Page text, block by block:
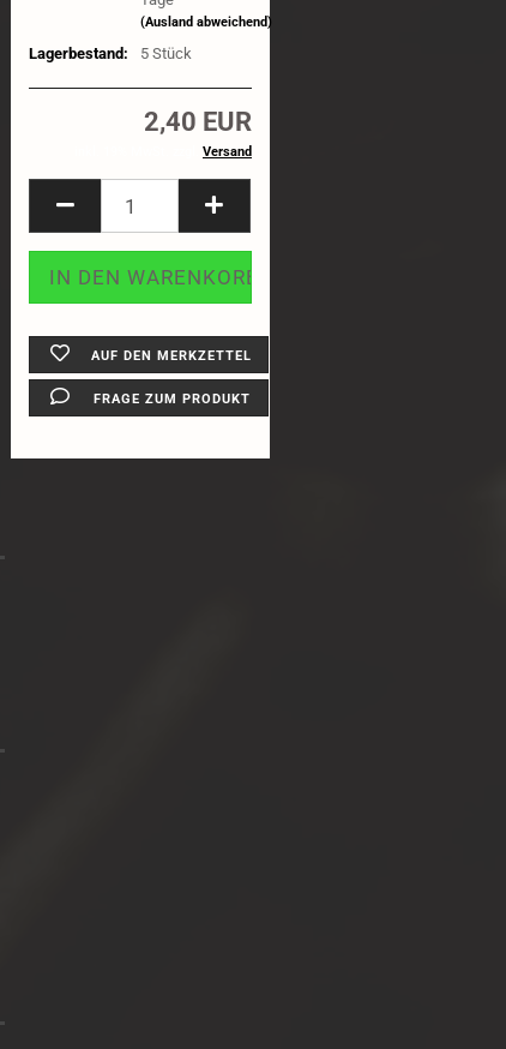
(Ausland abweichend)
Lagerbestand: 5 Stück
2,40 EUR
Versand
AUF DEN MERKZETTEL
FRAGE ZUM PRODUKT